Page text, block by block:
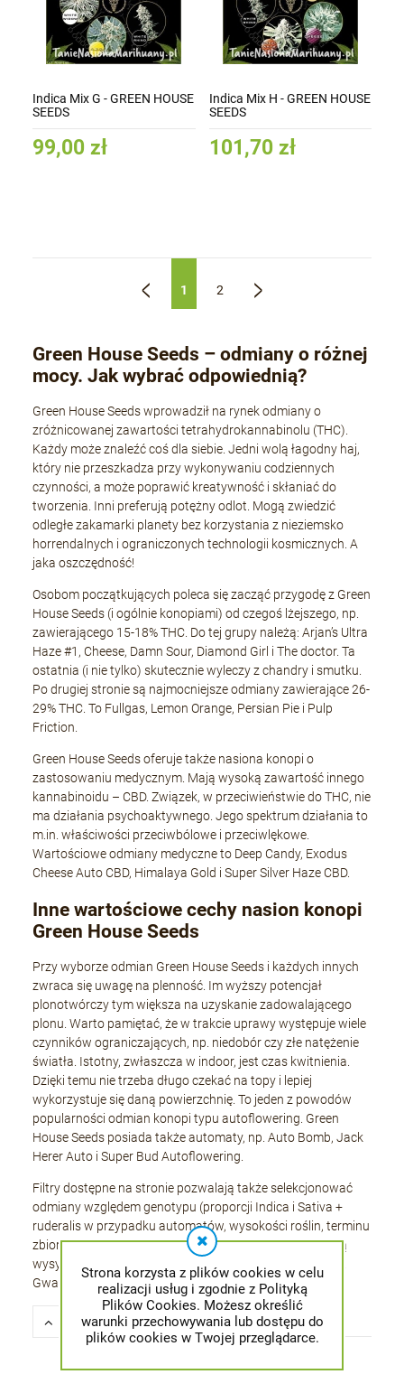
Strona korzysta z plików cookies w celu
realizacji usług i zgodnie z Polityką
Plików Cookies. Możesz określić
warunki przechowywania lub dostępu do
plików cookies w Twojej przeglądarce.
Indica Mix G - GREEN HOUSE
SEEDS
99,00 zł
Indica Mix H - GREEN HOUSE
SEEDS
101,70 zł
1 2
Green House Seeds – odmiany o różnej
mocy. Jak wybrać odpowiednią?
Green House Seeds wprowadził na rynek odmiany o
zróżnicowanej zawartości tetrahydrokannabinolu (THC).
Każdy może znaleźć coś dla siebie. Jedni wolą łagodny haj,
który nie przeszkadza przy wykonywaniu codziennych
czynności, a może poprawić kreatywność i skłaniać do
tworzenia. Inni preferują potężny odlot. Mogą zwiedzić
odległe zakamarki planety bez korzystania z nieziemsko
horrendalnych i ograniczonych technologii kosmicznych. A
jaka oszczędność!
Osobom początkujących poleca się zacząć przygodę z Green
House Seeds (i ogólnie konopiami) od czegoś lżejszego, np.
zawierającego 15-18% THC. Do tej grupy należą: Arjan’s Ultra
Haze #1, Cheese, Damn Sour, Diamond Girl i The doctor. Ta
ostatnia (i nie tylko) skutecznie wyleczy z chandry i smutku.
Po drugiej stronie są najmocniejsze odmiany zawierające 26-
29% THC. To Fullgas, Lemon Orange, Persian Pie i Pulp
Friction.
Green House Seeds oferuje także nasiona konopi o
zastosowaniu medycznym. Mają wysoką zawartość innego
kannabinoidu – CBD. Związek, w przeciwieństwie do THC, nie
ma działania psychoaktywnego. Jego spektrum działania to
m.in. właściwości przeciwbólowe i przeciwlękowe.
Wartościowe odmiany medyczne to Deep Candy, Exodus
Cheese Auto CBD, Himalaya Gold i Super Silver Haze CBD.
Inne wartościowe cechy nasion konopi
Green House Seeds
Przy wyborze odmian Green House Seeds i każdych innych
zwraca się uwagę na plenność. Im wyższy potencjał
plonotwórczy tym większa na uzyskanie zadowalającego
plonu. Warto pamiętać, że w trakcie uprawy występuje wiele
czynników ograniczających, np. niedobór czy złe natężenie
światła. Istotny, zwłaszcza w indoor, jest czas kwitnienia.
Dzięki temu nie trzeba długo czekać na topy i lepiej
wykorzystuje się daną powierzchnię. To jeden z powodów
popularności odmian konopi typu autoflowering. Green
House Seeds posiada także automaty, np. Auto Bomb, Jack
Herer Auto i Super Bud Autoflowering.
Filtry dostępne na stronie pozwalają także selekcjonować
odmiany względem genotypu (proporcji Indica i Sativa +
ruderalis w przypadku automatów, wysokości roślin, terminu
zbioru i łatwości uprawy. Nasiona Green House Seeds są
wysyłane w oryginalnych opakowaniach producenckich.
Gwarantujemy pełną dyskrecję.
Opcje przeglądania